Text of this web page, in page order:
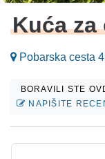
Kuća za
Pobarska cesta
BORAVILI STE
NAPIŠITE